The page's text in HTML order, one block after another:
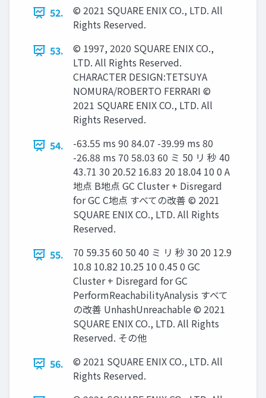
52.
© 2021 SQUARE ENIX CO., LTD. All
Rights Reserved.
53.
© 1997, 2020 SQUARE ENIX CO.,
LTD. All Rights Reserved.
CHARACTER DESIGN:TETSUYA
NOMURA/ROBERTO FERRARI ©
2021 SQUARE ENIX CO., LTD. All
Rights Reserved.
54.
-63.55 ms 90 84.07 -39.99 ms 80
-26.88 ms 70 58.03 60 ミ 50 リ 秒 40
43.71 30 20.52 16.83 20 18.04 10 0 A
地点 B地点 GC Cluster + Disregard
for GC C地点 すべての改善 © 2021
SQUARE ENIX CO., LTD. All Rights
Reserved.
55.
70 59.35 60 50 40 ミ リ 秒 30 20 12.9
10.8 10.82 10.25 10 0.45 0 GC
Cluster + Disregard for GC
PerformReachabilityAnalysis すべて
の改善 UnhashUnreachable © 2021
SQUARE ENIX CO., LTD. All Rights
Reserved. その他
56.
© 2021 SQUARE ENIX CO., LTD. All
Rights Reserved.